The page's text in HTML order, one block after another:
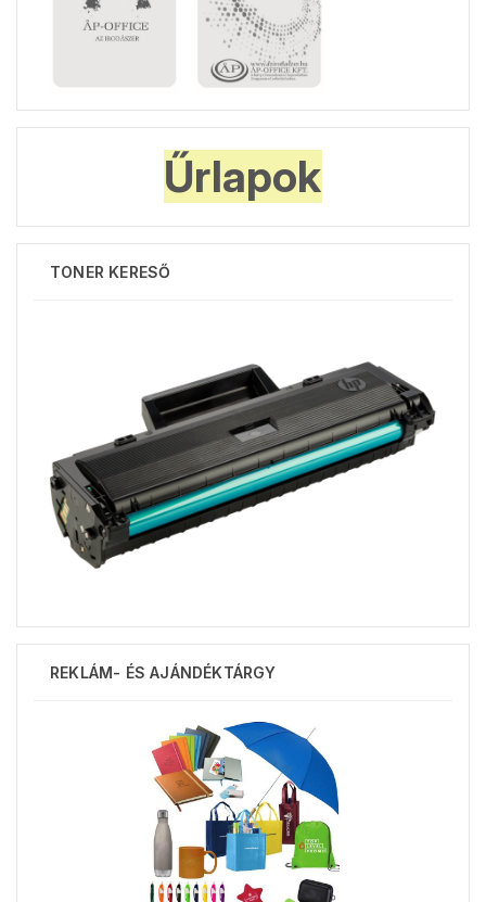
Űrlapok
TONER KERESŐ
REKLÁM- ÉS AJÁNDÉKTÁRGY